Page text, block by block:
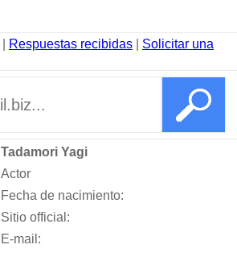
Respuestas recibidas
Solicitar una
Tadamori Yagi
Actor
Fecha de nacimiento:
Sitio official:
E-mail: